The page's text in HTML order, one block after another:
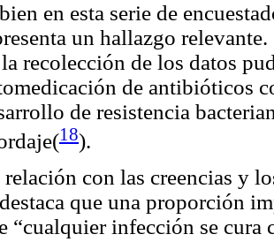
en esta serie de
un hallazgo
recolección de los datos
de antibióticos
de resistencia
18).
relación con las creencias y
que una proporción
“cualquier infección se cura